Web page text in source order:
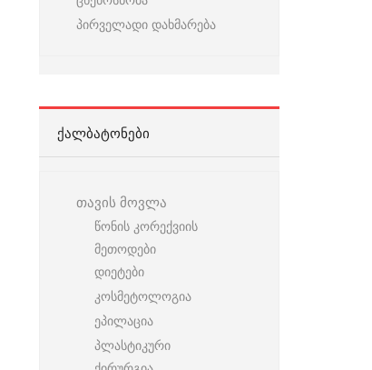
პირველადი დახმარება
ᲥᲐᲚᲑᲐᲢᲝᲜᲔᲑᲘ
თავის მოვლა
წონის კორექვიის
მეთოდები
დიეტები
კოსმეტოლოგია
ეპილაცია
პლასტიკური